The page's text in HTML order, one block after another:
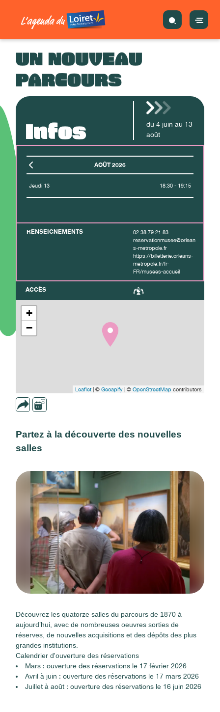
UN NOUVEAU
PARCOURS
Infos du 4 juin au 13
août
AOÛT 2026
Jeudi 13 18:30 - 19:15
RENSEIGNEMENTS
02 38 79 21 83
reservationmusee@orlean
s-metropole.fr
https://billetterie.orleans-
metropole.fr/fr-
FR/musees-accueil
ACCÈS
+
−
Leaflet| © Geoapify | © OpenStreetMap contributors
Partez à la découverte des nouvelles
salles
Découvrez les quatorze salles du parcours de 1870 à
aujourd’hui, avec de nombreuses oeuvres sorties de
réserves, de nouvelles acquisitions et des dépôts des plus
grandes institutions.
Calendrier d'ouverture des réservations
Mars : ouverture des réservations le 17 février 2026
Avril à juin : ouverture des réservations le 17 mars 2026
Juillet à août : ouverture des réservations le 16 juin 2026